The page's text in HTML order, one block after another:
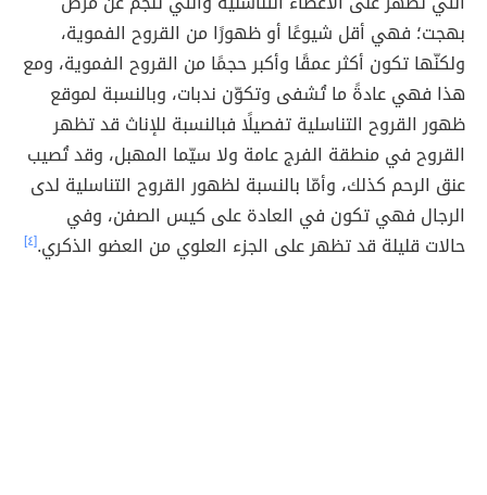
بهجت؛ فهي أقل شيوعًا أو ظهورًا من القروح الفموية،
ولكنّها تكون أكثر عمقًا وأكبر حجمًا من القروح الفموية، ومع
هذا فهي عادةً ما تُشفى وتكوّن ندبات، وبالنسبة لموقع
ظهور القروح التناسلية تفصيلًا فبالنسبة للإناث قد تظهر
القروح في منطقة الفرج عامة ولا سيّما المهبل، وقد تُصيب
عنق الرحم كذلك، وأمّا بالنسبة لظهور القروح التناسلية لدى
الرجال فهي تكون في العادة على كيس الصفن، وفي
حالات قليلة قد تظهر على الجزء العلوي من العضو الذكري.[٤]